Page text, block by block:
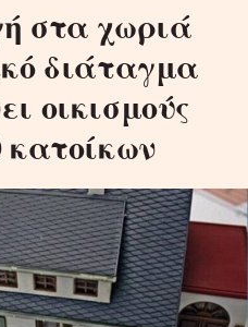
στα χωριά
διάταγμα
οικισμούς